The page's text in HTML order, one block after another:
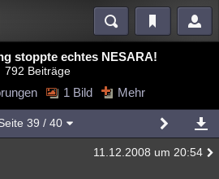
Blogs Videos
Mystery Kriminalfälle
stoppte echtes NESARA!
792 Beiträge
1 Bild Mehr
39 / 40
11.12.2008 um 20:54